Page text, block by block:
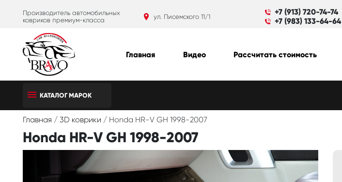
Производитель автомобильных
ковриков премиум-класса
ул. Писемского 11/1
+7 (913) 720-74-74
+7 (983) 133-64-64
Главная Видео Рассчитать стоимость
КАТАЛОГ МАРОК
Главная / 3D коврики / Honda HR-V GH 1998-2007
Honda HR-V GH 1998-2007